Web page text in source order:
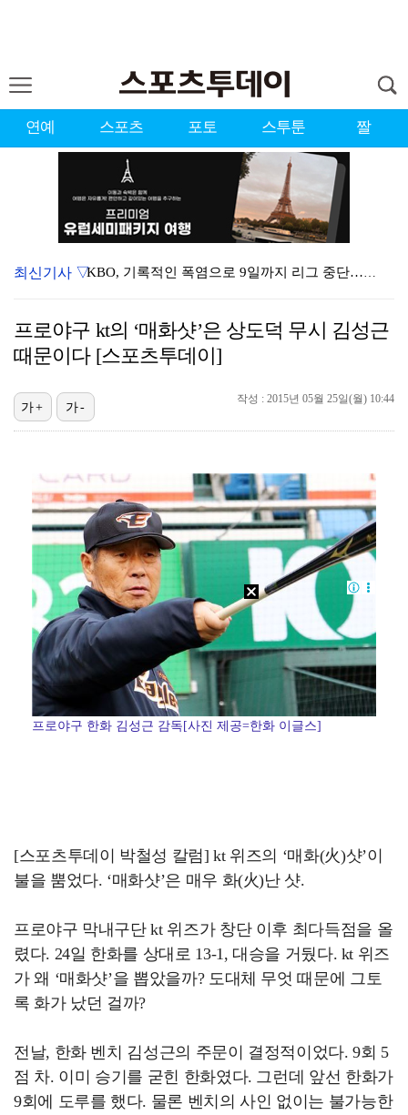
연예 스포츠 포토 스투툰 짤
KBO, 기록적인 폭염으로 9일까지 리그 중단…내달 6…
이강인, 드디어 아틀레티코 선수단과 만났다…시메오네 감…
"우산으로 때려"vs"그런 적 없다"…23기 부부 엇갈…
폭로자 "황정민, 본인 말에 책임져야…내가 사생활에 초…
박문성 "축구협회 성접대 의혹? 사실이면 국제 망신…사…
최신기사 ▽
프로야구 kt의 ‘매화샷’은 상도덕 무시 김성근
때문이다 [스포츠투데이]
작성 : 2015년 05월 25일(월) 10:44
가+ 가-
프로야구 한화 김성근 감독[사진 제공=한화 이글스]
[스포츠투데이 박철성 칼럼] kt 위즈의 ‘매화(火)샷’이
불을 뿜었다. ‘매화샷’은 매우 화(火)난 샷.
프로야구 막내구단 kt 위즈가 창단 이후 최다득점을 올
렸다. 24일 한화를 상대로 13-1, 대승을 거뒀다. kt 위즈
가 왜 ‘매화샷’을 뽑았을까? 도대체 무엇 때문에 그토
록 화가 났던 걸까?
전날, 한화 벤치 김성근의 주문이 결정적이었다. 9회 5
점 차. 이미 승기를 굳힌 한화였다. 그런데 앞선 한화가
9회에 도루를 했다. 물론 벤치의 사인 없이는 불가능한